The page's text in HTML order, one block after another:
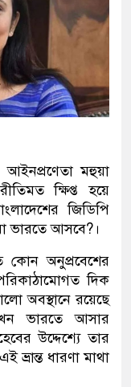
আইনপ্রণেতা মহুয়া
ক্ষিপ্ত হয়ে
জিডিপি
ভারতে আসবে?।
কোন অনুপ্রবেশের
দিক
অবস্থানে রয়েছে
ভারতে আসার
উদ্দেশ্যে তার
ধারণা মাথা